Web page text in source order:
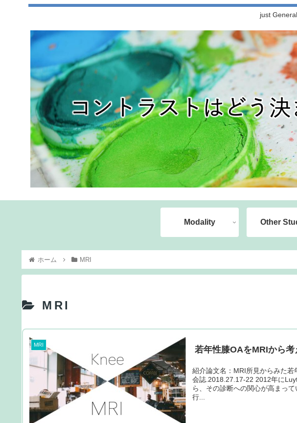
just
Modality Other
ホーム MRI
MRI
MRI
若年性膝OAをMRIから考
紹介論文名：MRI所見からみた
会誌.2018.27.17-22 2012年に
ら、その診断への関心が高まっ
行...